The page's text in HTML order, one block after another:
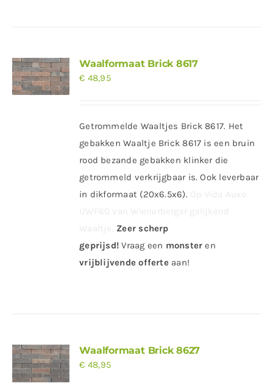
Waalformaat Brick 8617
€ 48,95
Getrommelde Waaltjes Brick 8617. Het
gebakken Waaltje Brick 8617 is een bruin
rood bezande gebakken klinker die
getrommeld verkrijgbaar is. Ook leverbaar
in dikformaat (20x6.5x6).
Zeer scherp
geprijsd! Vraag een monsteren
vrijblijvende offerteaan!
Waalformaat Brick 8627
€ 48,95